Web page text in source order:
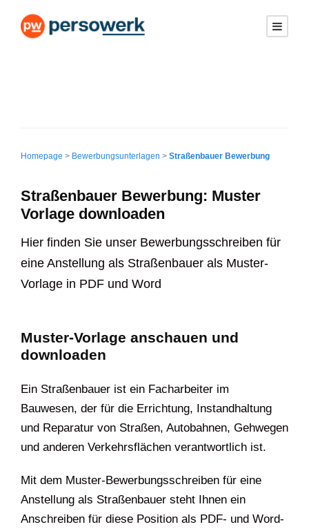
Homepage > Bewerbungsunterlagen > Straßenbauer Bewerbung
Straßenbauer Bewerbung: Muster
Vorlage downloaden
Hier finden Sie unser Bewerbungsschreiben für
eine Anstellung als Straßenbauer als Muster-
Vorlage in PDF und Word
Muster-Vorlage anschauen und
downloaden
Ein Straßenbauer ist ein Facharbeiter im
Bauwesen, der für die Errichtung, Instandhaltung
und Reparatur von Straßen, Autobahnen, Gehwegen
und anderen Verkehrsflächen verantwortlich ist.
Mit dem Muster-Bewerbungsschreiben für eine
Anstellung als Straßenbauer steht Ihnen ein
Anschreiben für diese Position als PDF- und Word-